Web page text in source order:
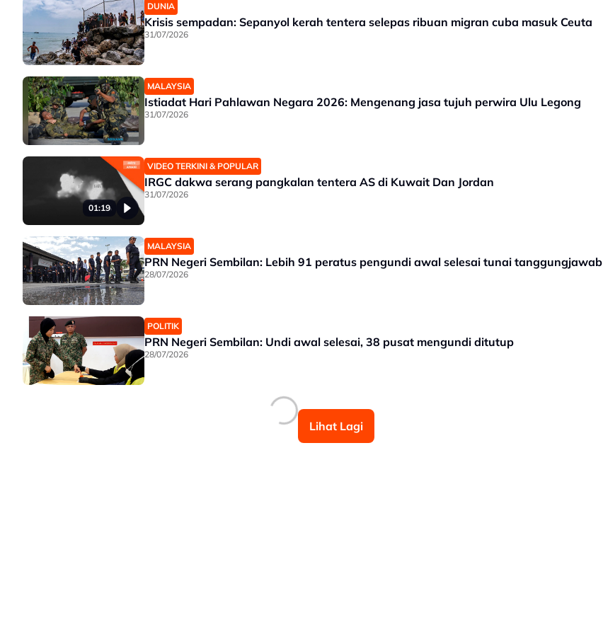
DUNIA
Krisis sempadan: Sepanyol kerah tentera selepas ribuan migran cuba masuk Ceuta
31/07/2026
MALAYSIA
Istiadat Hari Pahlawan Negara 2026: Mengenang jasa tujuh perwira Ulu Legong
31/07/2026
01:19
VIDEO TERKINI & POPULAR
IRGC dakwa serang pangkalan tentera AS di Kuwait Dan Jordan
31/07/2026
MALAYSIA
PRN Negeri Sembilan: Lebih 91 peratus pengundi awal selesai tunai tanggungjawab
28/07/2026
POLITIK
PRN Negeri Sembilan: Undi awal selesai, 38 pusat mengundi ditutup
28/07/2026
Lihat Lagi